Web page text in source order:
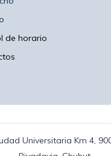
de horario
Universitaria Km 4,